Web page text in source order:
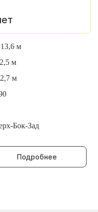
м
м
м
Бок-Зад
Подробнее